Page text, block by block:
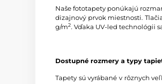
Naše fototapety ponúkajú
dizajnový prvok miestnosti.
g/m2. Vďaka UV-led technológii
Dostupné rozmery a typy
Tapety sú vyrábané v rôznych